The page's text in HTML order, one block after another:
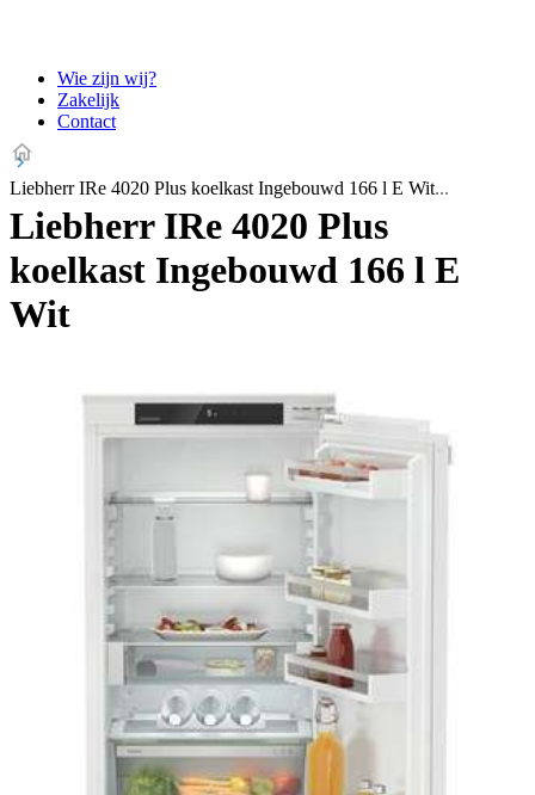
Wie zijn wij?
Zakelijk
Contact
Liebherr IRe 4020 Plus koelkast Ingebouwd 166 l E Wit
Liebherr IRe 4020 Plus
koelkast Ingebouwd 166 l E
Wit